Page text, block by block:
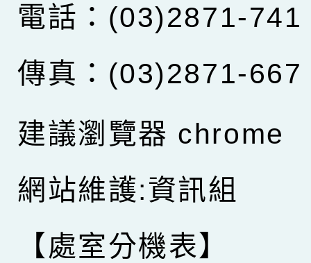
電話：(03)2871-741
傳真：(03)2871-667
建議瀏覽器 chrome
網站維護:資訊組
【處室分機表】